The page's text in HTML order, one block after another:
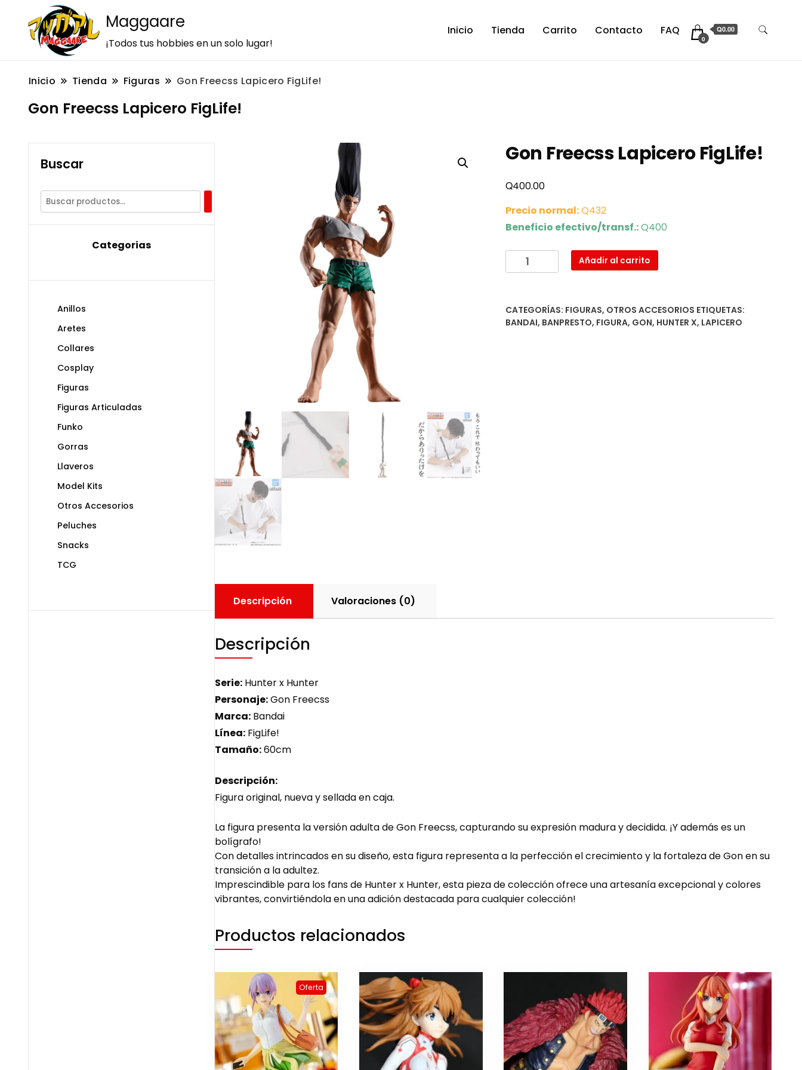
Maggaare
¡Todos tus hobbies en un solo lugar!
Inicio Tienda Carrito Contacto FAQ
0
Q0.00
Inicio Tienda Figuras Gon Freecss Lapicero FigLife!
Gon Freecss Lapicero FigLife!
Gon Freecss Lapicero FigLife!
Q400.00
Precio normal:Q432
Beneficio efectivo/transf.:Q400
Freecss
cantidad
Añadir al carrito
CATEGORÍAS: FIGURAS, OTROS ACCESORIOS ETIQUETAS:
BANDAI, BANPRESTO, FIGURA, GON, HUNTER X, LAPICERO
Descripción Valoraciones (0)
Descripción
Serie:Hunter x Hunter
Personaje:Gon Freecss
Marca:Bandai
Línea:FigLife!
Tamaño:60cm
Descripción:
Figura original, nueva y sellada en caja.
La figura presenta la versión adulta de Gon Freecss, capturando su expresión madura y decidida. ¡Y además es un
bolígrafo!
Con detalles intrincados en su diseño, esta figura representa a la perfección el crecimiento y la fortaleza de Gon en su
transición a la adultez.
Imprescindible para los fans de Hunter x Hunter, esta pieza de colección ofrece una artesanía excepcional y colores
vibrantes, convirtiéndola en una adición destacada para cualquier colección!
Productos relacionados
Oferta
Buscar
Categorias
Anillos
Aretes
Collares
Cosplay
Figuras
Figuras Articuladas
Funko
Gorras
Llaveros
Model Kits
Otros Accesorios
Peluches
Snacks
TCG